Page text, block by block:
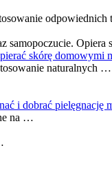
samopoczucie. Opiera
skórę domowymi
naturalnych …
i dobrać pielęgnację
na …